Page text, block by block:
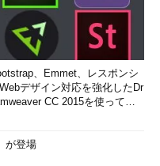
、Emmet、レスポンシ
デザイン対応を強化したDr
CC 2015を使って
が登場